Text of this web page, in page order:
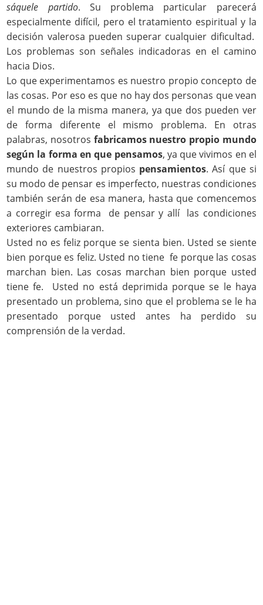
sáquele partido. Su problema particular parecerá
especialmente difícil, pero el tratamiento espiritual y la
decisión valerosa pueden superar cualquier dificultad.
Los problemas son señales indicadoras en el camino
hacia Dios.
Lo que experimentamos es nuestro propio concepto de
las cosas. Por eso es que no hay dos personas que vean
el mundo de la misma manera, ya que dos pueden ver
de forma diferente el mismo problema. En otras
palabras, nosotros fabricamos nuestro propio mundo
según la forma en que pensamos, ya que vivimos en el
mundo de nuestros propios pensamientos. Así que si
su modo de pensar es imperfecto, nuestras condiciones
también serán de esa manera, hasta que comencemos
a corregir esa forma de pensar y allí las condiciones
exteriores cambiaran.
Usted no es feliz porque se sienta bien. Usted se siente
bien porque es feliz. Usted no tiene fe porque las cosas
marchan bien. Las cosas marchan bien porque usted
tiene fe. Usted no está deprimida porque se le haya
presentado un problema, sino que el problema se le ha
presentado porque usted antes ha perdido su
comprensión de la verdad.